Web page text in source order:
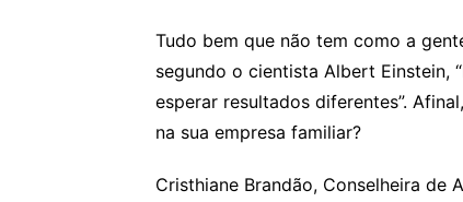
Tudo bem que não tem como a
segundo o cientista Albert Einstein,
esperar resultados diferentes”.
na sua empresa familiar?
Cristhiane Brandão, Conselheira de